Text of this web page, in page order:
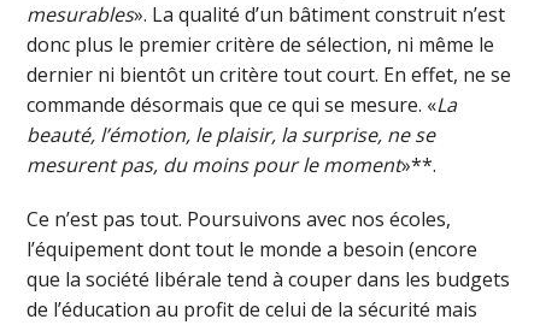
mesurables». La qualité d’un bâtiment construit n’est
donc plus le premier critère de sélection, ni même le
dernier ni bientôt un critère tout court. En effet, ne se
commande désormais que ce qui se mesure. «La
beauté, l’émotion, le plaisir, la surprise, ne se
mesurent pas, du moins pour le moment»**.
Ce n’est pas tout. Poursuivons avec nos écoles,
l’équipement dont tout le monde a besoin (encore
que la société libérale tend à couper dans les budgets
de l’éducation au profit de celui de la sécurité mais